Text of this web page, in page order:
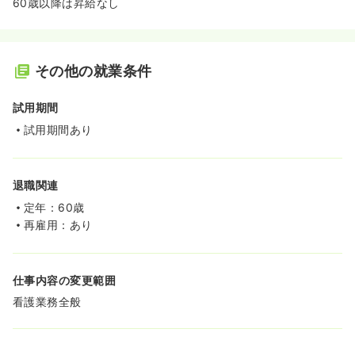
60歳以降は昇給なし
その他の就業条件
試用期間
試用期間あり
退職関連
定年：60歳
再雇用：あり
仕事内容の変更範囲
看護業務全般